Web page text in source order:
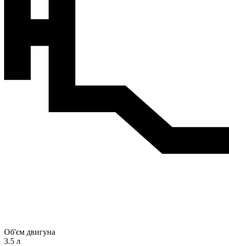
Об'єм двигуна
3.5 л